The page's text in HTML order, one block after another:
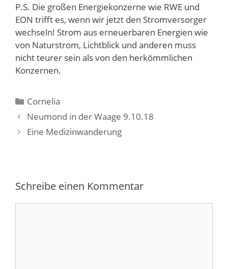
P.S. Die großen Energiekonzerne wie RWE und
EON trifft es, wenn wir jetzt den Stromversorger
wechseln! Strom aus erneuerbaren Energien wie
von Naturstrom, Lichtblick und anderen muss
nicht teurer sein als von den herkömmlichen
Konzernen.
Kategorien
Cornelia
Neumond in der Waage 9.10.18
Eine Medizinwanderung
Schreibe einen Kommentar